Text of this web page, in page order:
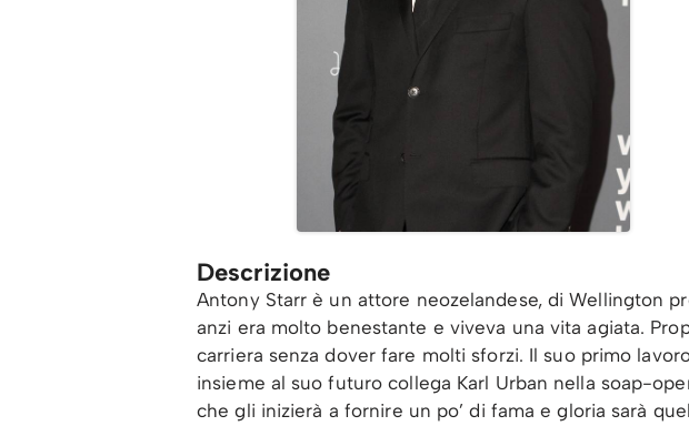
Descrizione
Antony Starr è un attore neozelandese, di Wellington
anzi era molto benestante e viveva una vita agiata.
carriera senza dover fare molti sforzi. Il suo primo
insieme al suo futuro collega Karl Urban nella soap-
che gli inizierà a fornire un po’ di fama e gloria sarà